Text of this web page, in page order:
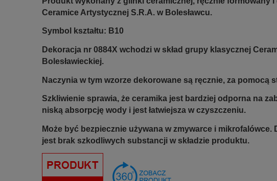
Ceramice Artystycznej S.R.A. w Bolesławcu.
Symbol kształtu: B10
Dekoracja nr 0884X wchodzi w skład grupy klasycznej
Bolesławieckiej.
Naczynia w tym wzorze dekorowane są ręcznie, za pomocą
Szkliwienie sprawia, że ceramika jest bardziej odporna na
niską absorpcję wody i jest łatwiejsza w czyszczeniu.
Może być bezpiecznie używana w zmywarce i mikrofalówce.
jest brak szkodliwych substancji w składzie produktu.